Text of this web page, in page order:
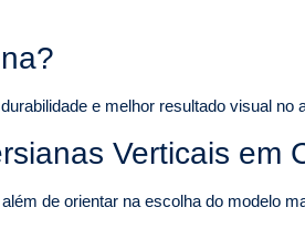
e melhor resultado visual no
Verticais em
de orientar na escolha do modelo